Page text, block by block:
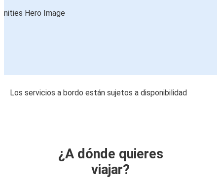
Los servicios a bordo están sujetos a disponibilidad
¿A dónde quieres
viajar?